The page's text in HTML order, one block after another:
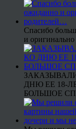
Спасибо
и
ДНЮ ЕЕ 18-
БОЛЬШОЕ